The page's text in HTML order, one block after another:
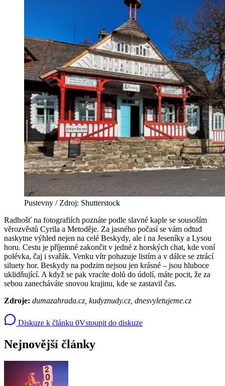
Pustevny / Zdroj: Shutterstock
Radhošť na fotografiích poznáte podle slavné kaple se sousoším
věrozvěstů Cyrila a Metoděje. Za jasného počasí se vám odtud
naskytne výhled nejen na celé Beskydy, ale i na Jeseníky a Lysou
horu. Cestu je příjemné zakončit v jedné z horských chat, kde voní
polévka, čaj i svařák. Venku vítr pohazuje listím a v dálce se ztrácí
siluety hor. Beskydy na podzim nejsou jen krásné – jsou hluboce
uklidňující. A když se pak vracíte dolů do údolí, máte pocit, že za
sebou zanecháváte snovou krajinu, kde se zastavil čas.
Zdroje: dumazahrada.cz, kudyznudy.cz, dnesvyletujeme.cz
Diskuze k článku 0Vstoupit do diskuze
Nejnovější články